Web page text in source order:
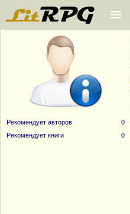
Рекомендует авторов
0
Рекомендует книги
0